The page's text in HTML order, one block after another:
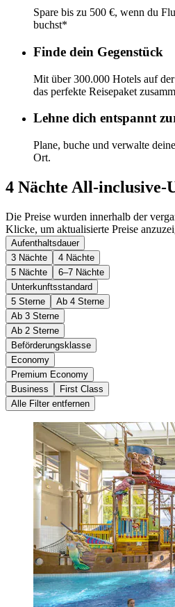
Spare bis zu 500 €, wenn du
buchst*
Finde dein Gegenstück
Mit über 300.000 Hotels auf
das perfekte Reisepaket
Lehne dich entspannt
Plane, buche und verwalte
Ort.
4 Nächte All-inclusive-
Die Preise wurden innerhalb der
Klicke, um aktualisierte Preise
Aufenthaltsdauer
3 Nächte
4 Nächte
5 Nächte
6–7 Nächte
Unterkunftsstandard
5 Sterne
Ab 4 Sterne
Ab 3 Sterne
Ab 2 Sterne
Beförderungsklasse
Economy
Premium Economy
Business
First Class
Alle Filter entfernen